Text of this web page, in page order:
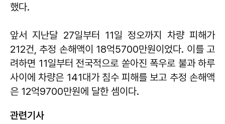
했다.
앞서 지난달 27일부터 11일 정오까지 차량 피해가
212건, 추정 손해액이 18억5700만원이었다. 이를 고
려하면 11일부터 전국적으로 쏟아진 폭우로 불과 하루
사이에 차량은 141대가 침수 피해를 보고 추정 손해액
은 12억9700만원에 달한 셈이다.
관련기사